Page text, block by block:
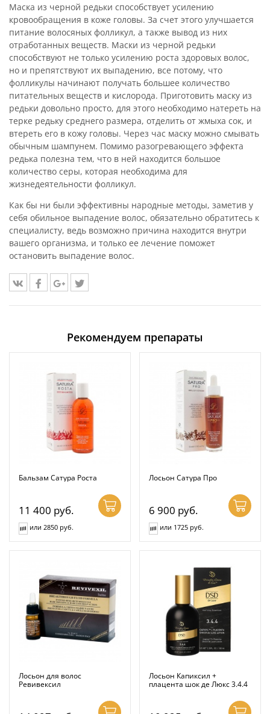
Маска из черной редьки способствует усилению
кровообращения в коже головы. За счет этого улучшается
питание волосяных фолликул, а также вывод из них
отработанных веществ. Маски из черной редьки
способствуют не только усилению роста здоровых волос,
но и препятствуют их выпадению, все потому, что
фолликулы начинают получать большее количество
питательных веществ и кислорода. Приготовить маску из
редьки довольно просто, для этого необходимо натереть на
терке редьку среднего размера, отделить от жмыха сок, и
втереть его в кожу головы. Через час маску можно смывать
обычным шампунем. Помимо разогревающего эффекта
редька полезна тем, что в ней находится большое
количество серы, которая необходима для
жизнедеятельности фолликул.
Как бы ни были эффективны народные методы, заметив у
себя обильное выпадение волос, обязательно обратитесь к
специалисту, ведь возможно причина находится внутри
вашего организма, и только ее лечение поможет
остановить выпадение волос.
Рекомендуем препараты
Бальзам Сатура Роста
11 400 руб.
или 2850 руб.
Лосьон Сатура Про
6 900 руб.
или 1725 руб.
Лосьон для волос
Ревивексил
Лосьон Капиксил +
плацента шок де Люкс 3.4.4